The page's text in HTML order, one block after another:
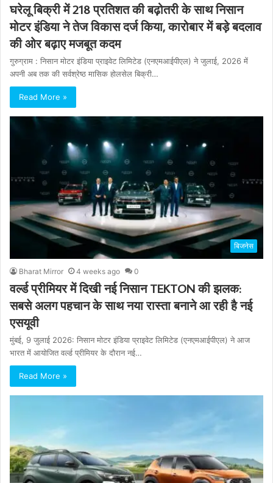
घरेलू बिक्री में 218 प्रतिशत की बढ़ोतरी के साथ निसान
मोटर इंडिया ने तेज विकास दर्ज किया, कारोबार में बड़े बदलाव
की ओर बढ़ाए मजबूत कदम
गुरुग्राम : निसान मोटर इंडिया प्राइवेट लिमिटेड (एनएमआईपीएल) ने जुलाई, 2026 में
अपनी अब तक की सर्वश्रेष्ठ मासिक होलसेल बिक्री…
Read More »
बिजनेस
Bharat Mirror 4 weeks ago 0
वर्ल्ड प्रीमियर में दिखी नई निसान TEKTON की झलक:
सबसे अलग पहचान के साथ नया रास्ता बनाने आ रही है नई
एसयूवी
मुंबई, 9 जुलाई 2026: निसान मोटर इंडिया प्राइवेट लिमिटेड (एनएमआईपीएल) ने आज
भारत में आयोजित वर्ल्ड प्रीमियर के दौरान नई…
Read More »